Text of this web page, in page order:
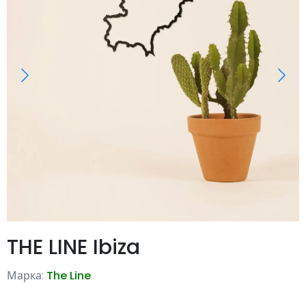
THE LINE Ibiza
Марка: The Line